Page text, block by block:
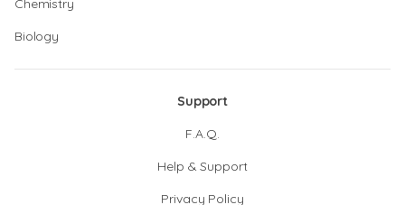
Chemistry
Biology
Support
F.A.Q.
Help & Support
Privacy Policy